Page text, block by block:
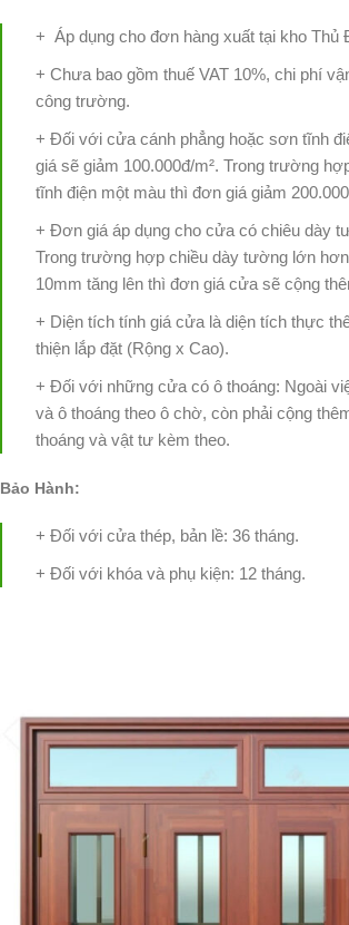
+ Áp dụng cho đơn hàng xuất tại kho Thủ
+ Chưa bao gồm thuế VAT 10%, chi phí
công trường.
+ Đối với cửa cánh phẳng hoặc sơn tĩnh
giá sẽ giảm 100.000đ/m². Trong trường
tĩnh điện một màu thì đơn giá giảm
+ Đơn giá áp dụng cho cửa có chiêu dày
Trong trường hợp chiều dày tường lớn
10mm tăng lên thì đơn giá cửa sẽ cộng
+ Diện tích tính giá cửa là diện tích thực
thiện lắp đặt (Rộng x Cao).
+ Đối với những cửa có ô thoáng: Ngoài
và ô thoáng theo ô chờ, còn phải cộng
thoáng và vật tư kèm theo.
Bảo Hành:
+ Đối với cửa thép, bản lề: 36 tháng.
+ Đối với khóa và phụ kiện: 12 tháng.